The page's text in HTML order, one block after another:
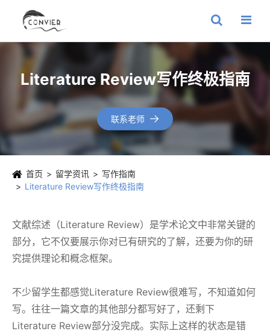
Literature Review写作终极指南
联系老师 
首页 留学资讯
写作指南
Literature Review写作终极指南
文献综述（Literature Review）是学术论文中非常关键的
部分，它不仅要展示你对已有研究的了解，还要为你的研
究提供理论和概念框架。
不少留学生都感觉Literature Review很难写，不知道如何
写。往往一篇文章的其他部分都写好了，还剩下
Literature Review部分没完成。实际上这样的状态是错